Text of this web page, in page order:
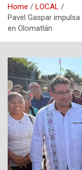
Home
LOCAL
Pavel Gaspar
en Olomatlán